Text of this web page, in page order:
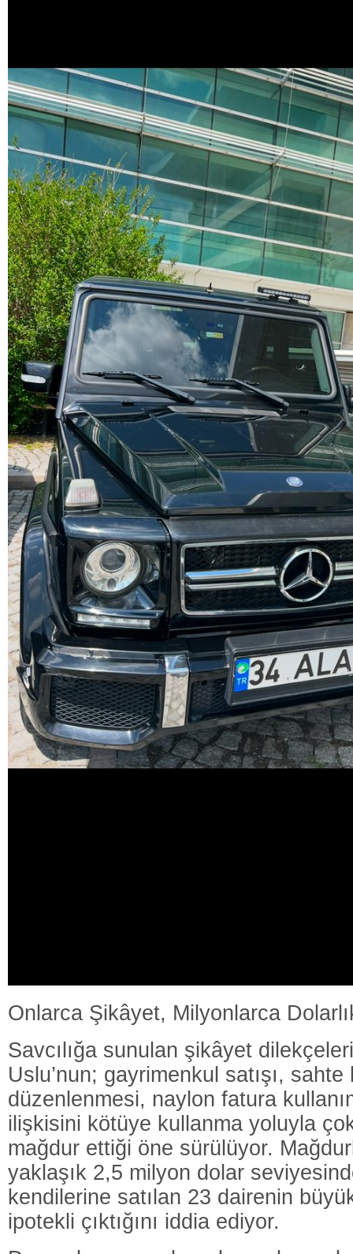
Onlarca Şikâyet, Milyonlarca
Savcılığa sunulan şikâyet
Uslu’nun; gayrimenkul satışı, sahte
düzenlenmesi, naylon fatura
ilişkisini kötüye kullanma yoluyla
mağdur ettiği öne sürülüyor.
yaklaşık 2,5 milyon dolar
kendilerine satılan 23 dairenin
ipotekli çıktığını iddia ediyor.